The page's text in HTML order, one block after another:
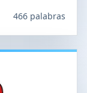
466 palabras